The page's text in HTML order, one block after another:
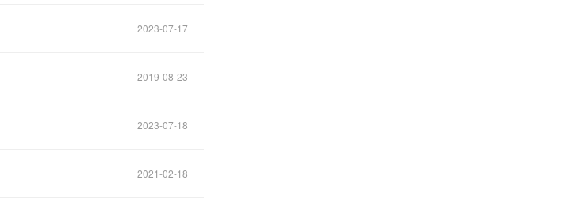
2023-07-17
2019-08-23
2023-07-18
2021-02-18